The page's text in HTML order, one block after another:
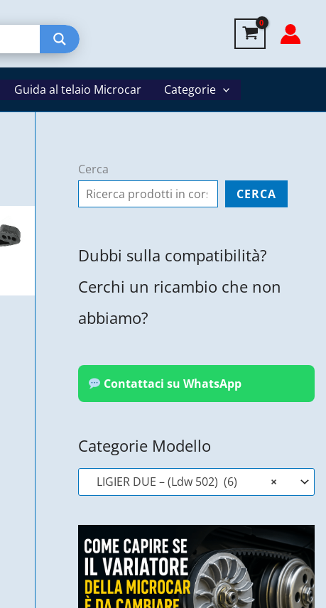
Guida al telaio Microcar Categorie
Cerca
CERCA
Dubbi sulla compatibilità?
Cerchi un ricambio che non
abbiamo?
Contattaci su WhatsApp
Categorie Modello
×
LIGIER DUE – (Ldw 502) (6)